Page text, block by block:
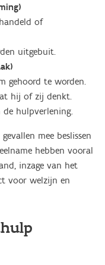
of
uitgebuit.
gehoord te worden.
hij of zij denkt.
de hulpverlening.
mee beslissen
hebben vooral
inzage van het
voor welzijn en